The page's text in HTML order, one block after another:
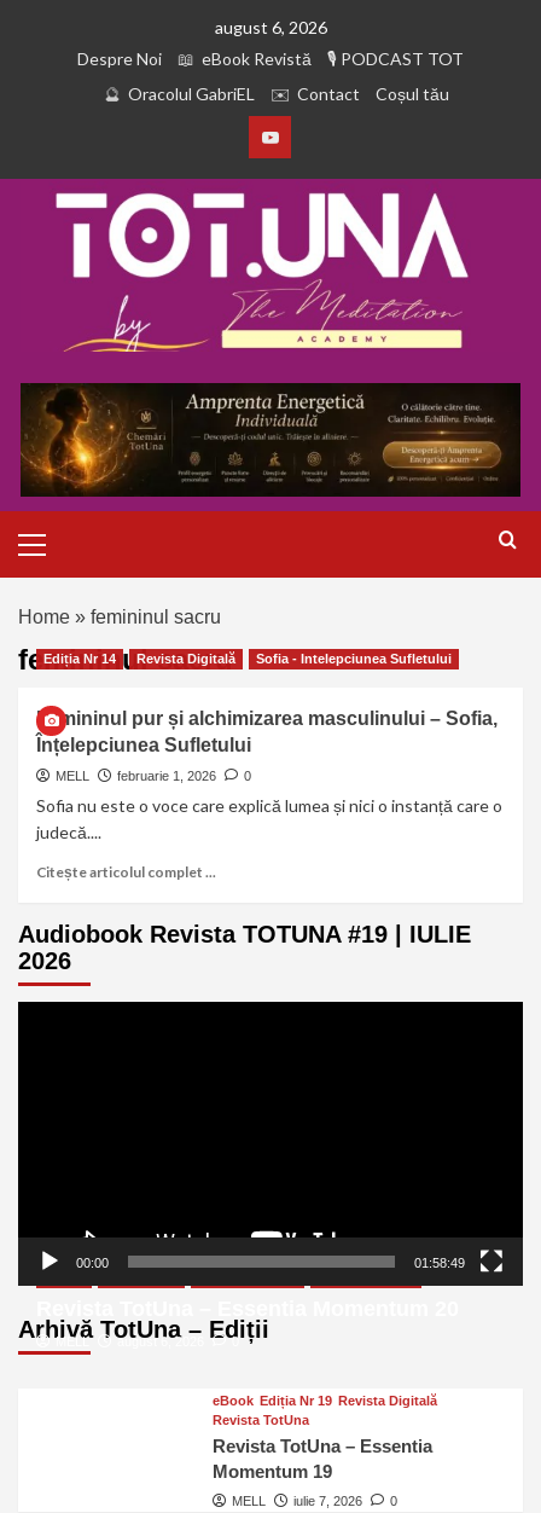
august 6, 2026
Despre Noi
eBook Revistă
PODCAST TOT
Oracolul GabriEL
Contact Coșul tău
Home » femininul sacru
femininul sacru
Ediția Nr 14 Revista Digitală Sofia - Intelepciunea Sufletului
Femininul pur și alchimizarea masculinului – Sofia,
Înțelepciunea Sufletului
MELL februarie 1, 2026 0
Sofia nu este o voce care explică lumea și nici o instanță care o
judecă....
Citește articolul complet ...
Audiobook Revista TOTUNA #19 | IULIE
2026
00:00 01:58:49
Arhivă TotUna – Ediții
MELL august 6, 2026 0
eBook Ediția Nr 19 Revista Digitală
Revista TotUna
Revista TotUna – Essentia
Momentum 19
MELL iulie 7, 2026 0